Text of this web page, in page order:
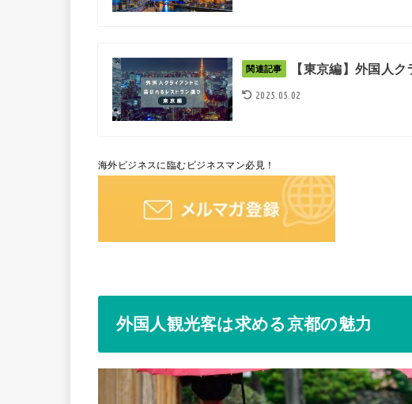
関連記事 【東京編】外国人
2025.05.02
海外ビジネスに臨むビジネスマン必見！
外国人観光客は求める京都の魅力